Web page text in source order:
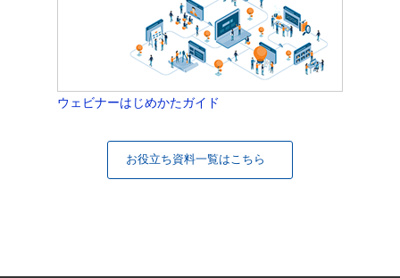
ウェビナーはじめかたガイド
お役立ち資料一覧はこちら